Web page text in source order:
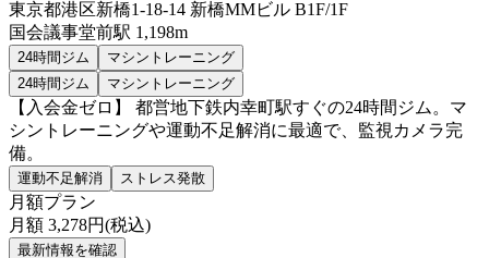
東京都港区新橋1-18-14 新橋MMビル B1F/1F
国会議事堂前駅 1,198m
24時間ジム
マシントレーニング
24時間ジム
マシントレーニング
【入会金ゼロ】 都営地下鉄内幸町駅すぐの24時間ジム。マ
シントレーニングや運動不足解消に最適で、監視カメラ完
備。
運動不足解消 ストレス発散
月額プラン
月額 3,278円(税込)
最新情報を確認